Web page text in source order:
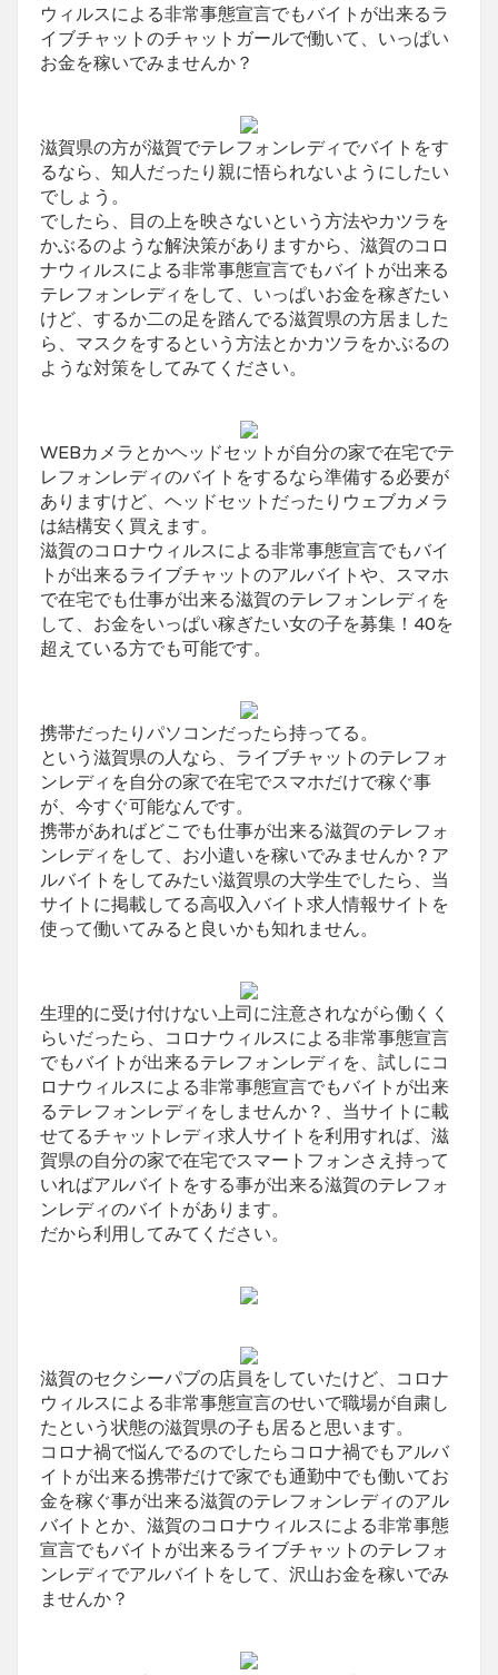
事
態
宣
言
で
が
出
来
レ
フ
ォ
ン
レ
デ
ィ
求
人
は
ウィルスによる非常事態宣言でもバイトが出来るラ
イブチャットのチャットガールで働いて、いっぱい
お金を稼いでみませんか？
滋賀県の方が滋賀でテレフォンレディでバイトをす
るなら、知人だったり親に悟られないようにしたい
でしょう。
でしたら、目の上を映さないという方法やカツラを
かぶるのような解決策がありますから、滋賀のコロ
ナウィルスによる非常事態宣言でもバイトが出来る
テレフォンレディをして、いっぱいお金を稼ぎたい
けど、するか二の足を踏んでる滋賀県の方居ました
ら、マスクをするという方法とかカツラをかぶるの
ような対策をしてみてください。
WEBカメラとかヘッドセットが自分の家で在宅でテ
レフォンレディのバイトをするなら準備する必要が
ありますけど、ヘッドセットだったりウェブカメラ
は結構安く買えます。
滋賀のコロナウィルスによる非常事態宣言でもバイ
トが出来るライブチャットのアルバイトや、スマホ
で在宅でも仕事が出来る滋賀のテレフォンレディを
して、お金をいっぱい稼ぎたい女の子を募集！40を
超えている方でも可能です。
携帯だったりパソコンだったら持ってる。
という滋賀県の人なら、ライブチャットのテレフォ
ンレディを自分の家で在宅でスマホだけで稼ぐ事
が、今すぐ可能なんです。
携帯があればどこでも仕事が出来る滋賀のテレフォ
ンレディをして、お小遣いを稼いでみませんか？ア
ルバイトをしてみたい滋賀県の大学生でしたら、当
サイトに掲載してる高収入バイト求人情報サイトを
使って働いてみると良いかも知れません。
生理的に受け付けない上司に注意されながら働くく
らいだったら、コロナウィルスによる非常事態宣言
でもバイトが出来るテレフォンレディを、試しにコ
ロナウィルスによる非常事態宣言でもバイトが出来
るテレフォンレディをしませんか？、当サイトに載
せてるチャットレディ求人サイトを利用すれば、滋
賀県の自分の家で在宅でスマートフォンさえ持って
いればアルバイトをする事が出来る滋賀のテレフォ
ンレディのバイトがあります。
だから利用してみてください。
滋賀のセクシーパブの店員をしていたけど、コロナ
ウィルスによる非常事態宣言のせいで職場が自粛し
たという状態の滋賀県の子も居ると思います。
コロナ禍で悩んでるのでしたらコロナ禍でもアルバ
イトが出来る携帯だけで家でも通勤中でも働いてお
金を稼ぐ事が出来る滋賀のテレフォンレディのアル
バイトとか、滋賀のコロナウィルスによる非常事態
宣言でもバイトが出来るライブチャットのテレフォ
ンレディでアルバイトをして、沢山お金を稼いでみ
ませんか？